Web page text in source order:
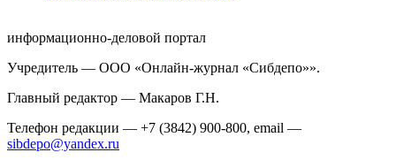
информационно-деловой портал
Учредитель — ООО «Онлайн-журнал «Сибдепо»».
Главный редактор — Макаров Г.Н.
Телефон редакции — +7 (3842) 900-800, email —
sibdepo@yandex.ru